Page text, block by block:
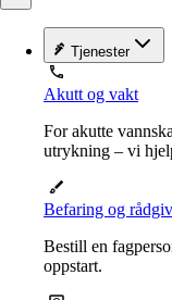
Tjenester
Akutt og vakt
For akutte
utrykning – vi
Befaring og
Bestill en
oppstart.